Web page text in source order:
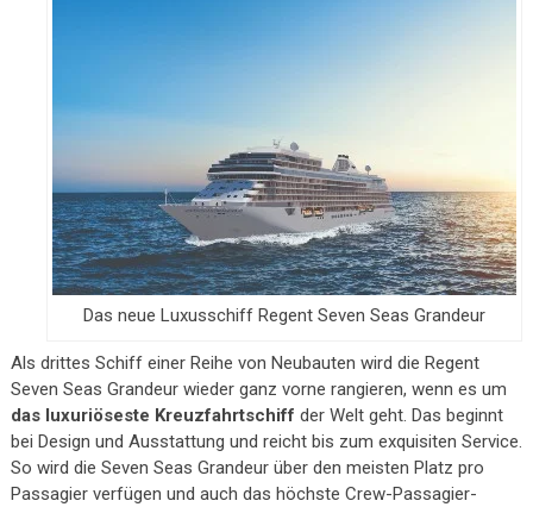
Das neue Luxusschiff Regent Seven Seas Grandeur
Als drittes Schiff einer Reihe von Neubauten wird die Regent
Seven Seas Grandeur wieder ganz vorne rangieren, wenn es um
das luxuriöseste Kreuzfahrtschiff der Welt geht. Das beginnt
bei Design und Ausstattung und reicht bis zum exquisiten Service.
So wird die Seven Seas Grandeur über den meisten Platz pro
Passagier verfügen und auch das höchste Crew-Passagier-